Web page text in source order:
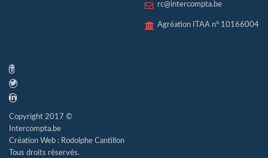
rc@intercompta.be
Agréation ITAA n° 10166004
Copyright 2017 ©
Intercompta.be
Création Web : Rodolphe Cantillon
Tous droits réservés.